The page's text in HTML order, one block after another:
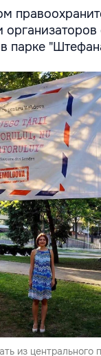
парке
из центрального